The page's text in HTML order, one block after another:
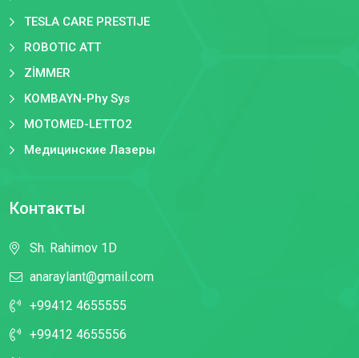
TESLA CARE PRESTIJE
ROBOTIC ATT
ZİMMER
KOMBAYN-Phy Sys
MOTOMED-LETTO2
Медицинские Лазеры
Контакты
Sh. Rahimov 1D
anaraylant@gmail.com
+99412 4655555
+99412 4655556